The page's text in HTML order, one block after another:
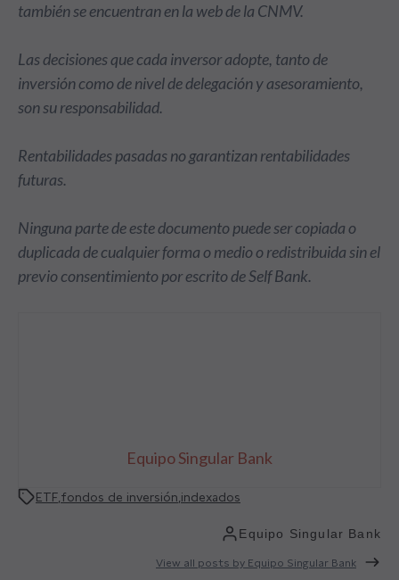
también se encuentran en la web de la CNMV.
Las decisiones que cada inversor adopte, tanto de
inversión como de nivel de delegación y asesoramiento,
son su responsabilidad.
Rentabilidades pasadas no garantizan rentabilidades
futuras.
Ninguna parte de este documento puede ser copiada o
duplicada de cualquier forma o medio o redistribuida sin el
previo consentimiento por escrito de Self Bank.
Equipo Singular Bank
ETF fondos de inversión indexados
Equipo Singular Bank
View all posts by Equipo Singular Bank